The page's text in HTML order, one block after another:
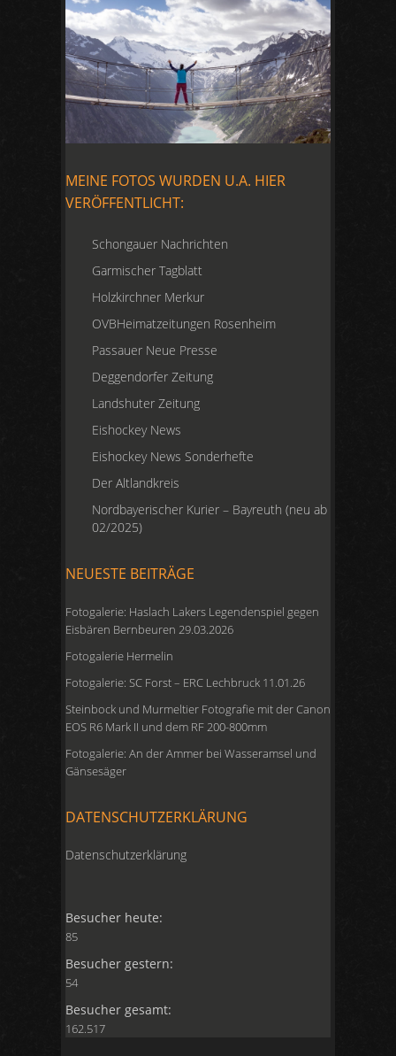
MEINE FOTOS WURDEN U.A. HIER
VERÖFFENTLICHT:
Schongauer Nachrichten
Garmischer Tagblatt
Holzkirchner Merkur
OVBHeimatzeitungen Rosenheim
Passauer Neue Presse
Deggendorfer Zeitung
Landshuter Zeitung
Eishockey News
Eishockey News Sonderhefte
Der Altlandkreis
Nordbayerischer Kurier – Bayreuth (neu ab
02/2025)
NEUESTE BEITRÄGE
Fotogalerie: Haslach Lakers Legendenspiel gegen
Eisbären Bernbeuren 29.03.2026
Fotogalerie Hermelin
Fotogalerie: SC Forst – ERC Lechbruck 11.01.26
Steinbock und Murmeltier Fotografie mit der Canon
EOS R6 Mark II und dem RF 200-800mm
Fotogalerie: An der Ammer bei Wasseramsel und
Gänsesäger
DATENSCHUTZERKLÄRUNG
Datenschutzerklärung
Besucher heute:
85
Besucher gestern:
54
Besucher gesamt:
162.517